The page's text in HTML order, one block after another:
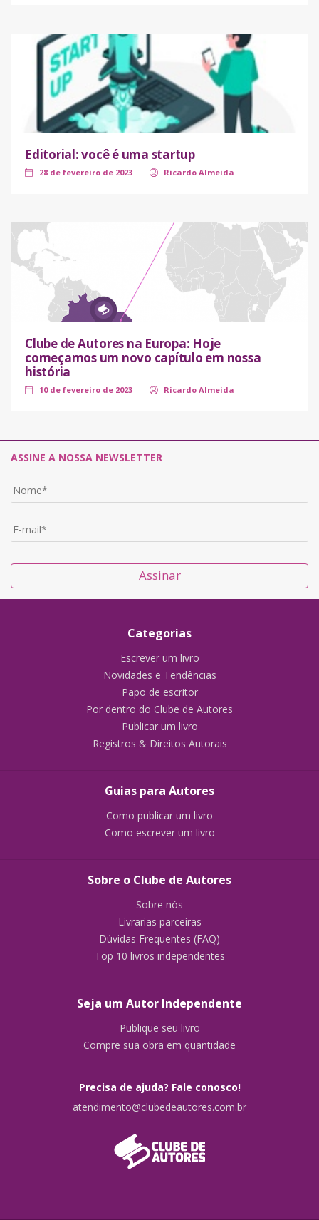
Editorial: você é uma startup
28 de fevereiro de 2023 Ricardo Almeida
Clube de Autores na Europa: Hoje
começamos um novo capítulo em nossa
história
10 de fevereiro de 2023 Ricardo Almeida
ASSINE A NOSSA NEWSLETTER
Assinar
Categorias
Escrever um livro
Novidades e Tendências
Papo de escritor
Por dentro do Clube de Autores
Publicar um livro
Registros & Direitos Autorais
Guias para Autores
Como publicar um livro
Como escrever um livro
Sobre o Clube de Autores
Sobre nós
Livrarias parceiras
Dúvidas Frequentes (FAQ)
Top 10 livros independentes
Seja um Autor Independente
Publique seu livro
Compre sua obra em quantidade
Precisa de ajuda? Fale conosco!
atendimento@clubedeautores.com.br